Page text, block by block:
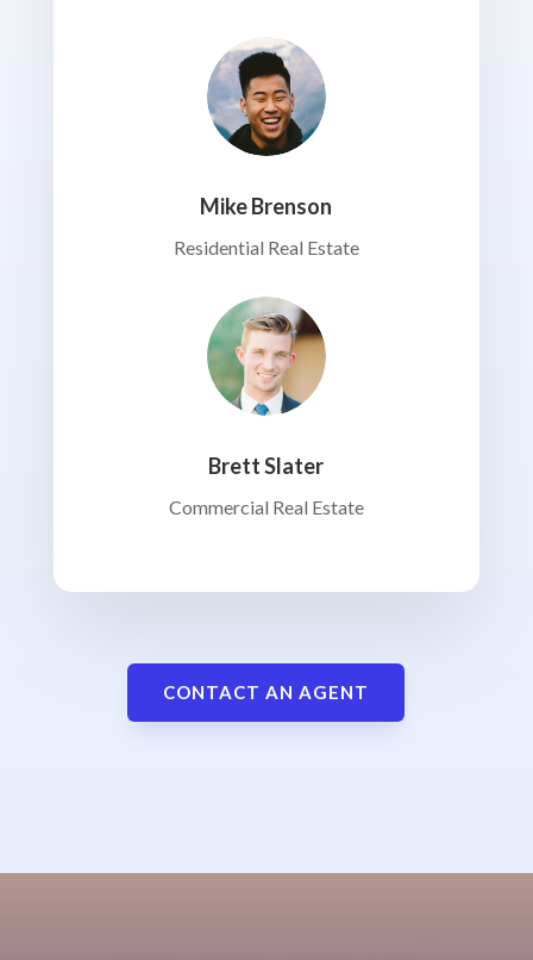
Mike Brenson
Residential Real Estate
Brett Slater
Commercial Real Estate
CONTACT AN AGENT